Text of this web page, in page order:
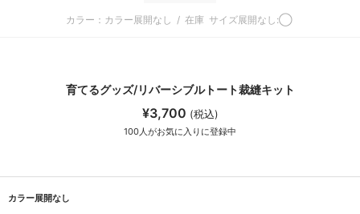
カラー：カラー展開なし / 在庫 サイズ展開なし:◯
育てるグッズ/リバーシブルトート裁縫キット
¥3,700 (税込)
100人がお気に入りに登録中
カラー展開なし